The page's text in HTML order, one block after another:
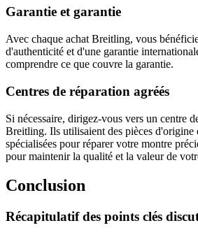
Garantie et garantie
Avec chaque achat Breitling, vous
d'authenticité et d'une garantie
comprendre ce que couvre la garantie.
Centres de réparation agréés
Si nécessaire, dirigez-vous vers un centre
Breitling. Ils utilisaient des pièces d'origine
spécialisées pour réparer votre montre
pour maintenir la qualité et la valeur de
Conclusion
Récapitulatif des points clés